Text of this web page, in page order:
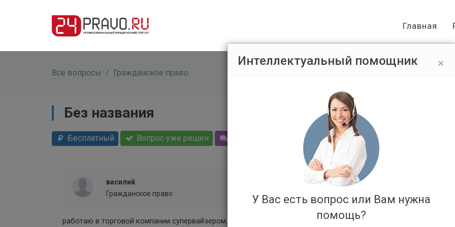
Главная
Все вопросы / Гражданское право
Без названия
Бесплатный Вопрос уже решен
василий
Гражданское право
работаю в торговой компании супервайзером. написал заявление на увольнение. директор не хочет спокойно
×
Интеллектуальный помощник
У Вас есть вопрос или Вам нужна
помощь?